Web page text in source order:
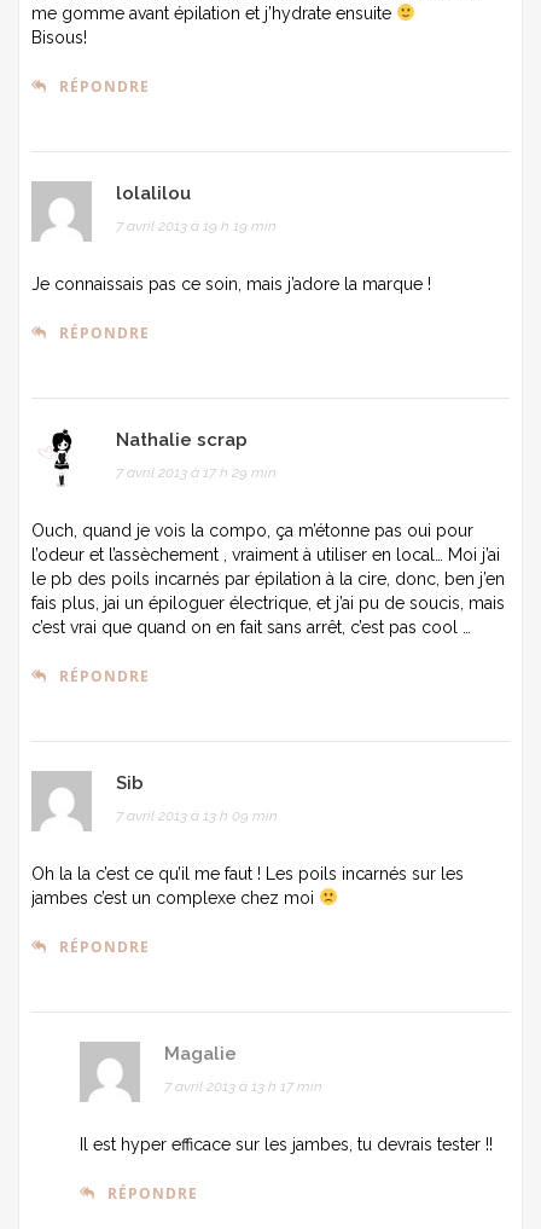
me gomme avant épilation et j’hydrate ensuite
Bisous!
RÉPONDRE
lolalilou
7 avril 2013 à 19 h 19 min
Je connaissais pas ce soin, mais j’adore la marque !
RÉPONDRE
Nathalie scrap
7 avril 2013 à 17 h 29 min
Ouch, quand je vois la compo, ça m’étonne pas oui pour
l’odeur et l’assèchement , vraiment à utiliser en local… Moi j’ai
le pb des poils incarnés par épilation à la cire, donc, ben j’en
fais plus, jai un épiloguer électrique, et j’ai pu de soucis, mais
c’est vrai que quand on en fait sans arrêt, c’est pas cool …
RÉPONDRE
Sib
7 avril 2013 à 13 h 09 min
Oh la la c’est ce qu’il me faut ! Les poils incarnés sur les
jambes c’est un complexe chez moi
RÉPONDRE
Magalie
7 avril 2013 à 13 h 17 min
Il est hyper efficace sur les jambes, tu devrais tester !!
RÉPONDRE